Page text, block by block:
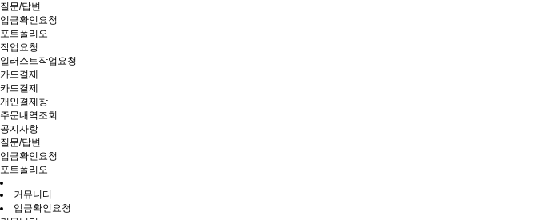
질문/답변
입금확인요청
포트폴리오
작업요청
일러스트작업요청
카드결제
카드결제
개인결제창
주문내역조회
공지사항
질문/답변
입금확인요청
포트폴리오
커뮤니티
입금확인요청